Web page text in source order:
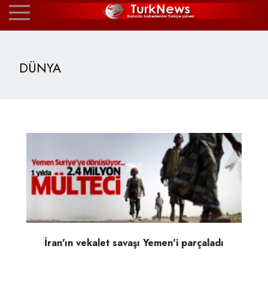
DÜNYA
İran'ın vekalet savaşı Yemen'i parçaladı